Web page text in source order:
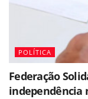
POLÍTICA
Federação
independência